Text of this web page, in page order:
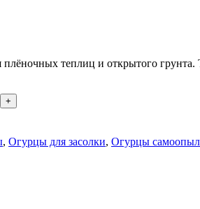
теплиц и открытого
, Огурцы для засолки, Огурцы